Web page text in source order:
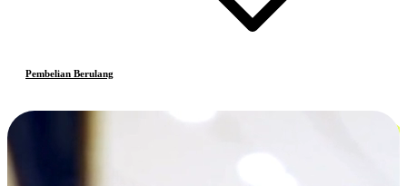
Pembelian Berulang